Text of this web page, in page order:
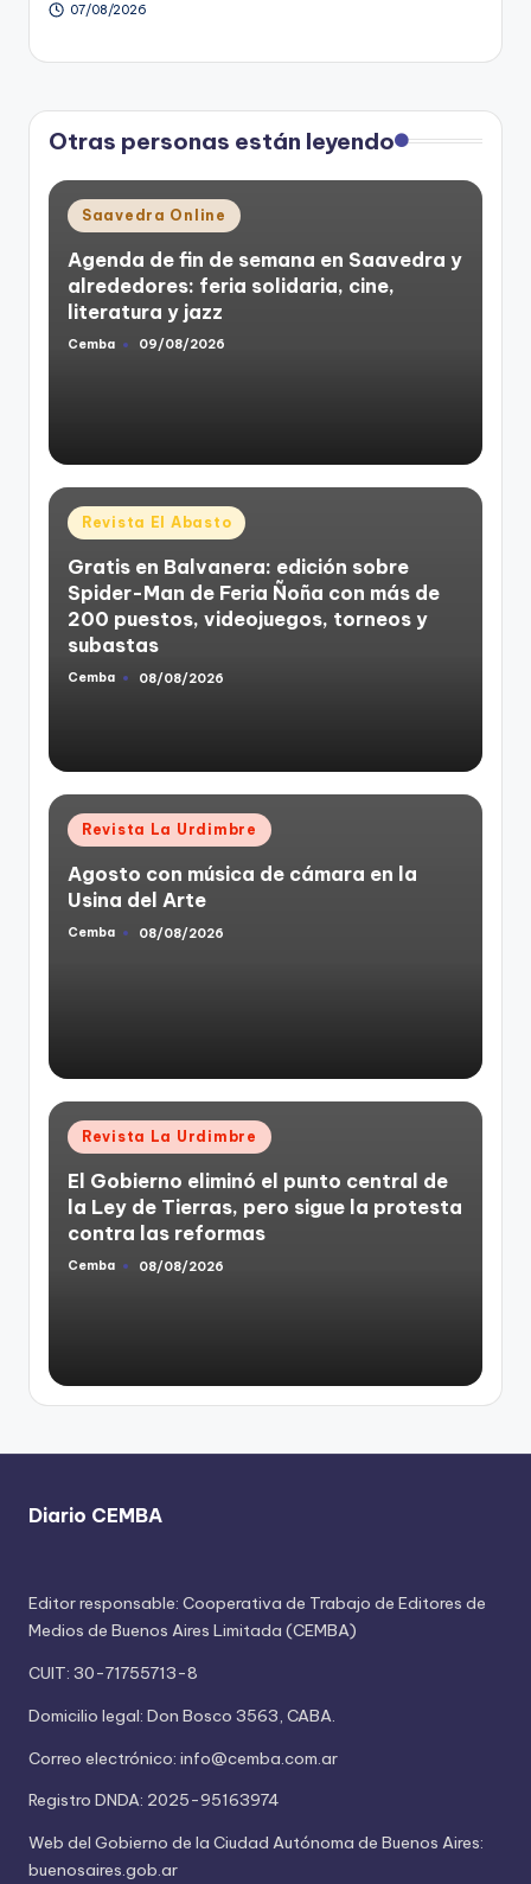
07/08/2026
Otras personas están leyendo
Posted
in
Saavedra Online
Agenda de fin de semana en Saavedra y
alrededores: feria solidaria, cine,
literatura y jazz
Posted
Cemba 09/08/2026
Posted
in
Revista El Abasto
Gratis en Balvanera: edición sobre
Spider-Man de Feria Ñoña con más de
200 puestos, videojuegos, torneos y
subastas
Posted
Cemba 08/08/2026
Posted
in
Revista La Urdimbre
Agosto con música de cámara en la
Usina del Arte
Posted
Cemba 08/08/2026
Posted
in
Revista La Urdimbre
El Gobierno eliminó el punto central de
la Ley de Tierras, pero sigue la protesta
contra las reformas
Posted
Cemba 08/08/2026
Diario CEMBA
Editor responsable: Cooperativa de Trabajo de Editores de
Medios de Buenos Aires Limitada (CEMBA)
CUIT: 30-71755713-8
Domicilio legal: Don Bosco 3563, CABA.
Correo electrónico: info@cemba.com.ar
Registro DNDA: 2025-95163974
Web del Gobierno de la Ciudad Autónoma de Buenos Aires:
buenosaires.gob.ar